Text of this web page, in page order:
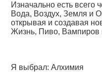
Изначально есть всего
Вода, Воздух, Земля и
открывая и создавая
Жизнь, Пиво, Вампиров
Я выбрал: Алхимия